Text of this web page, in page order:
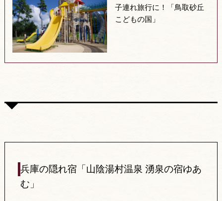
子連れ旅行に！「鳥取砂丘
こどもの国」
兵庫の隠れ宿「山陰湯村温泉 湧泉の宿ゆあ
む」